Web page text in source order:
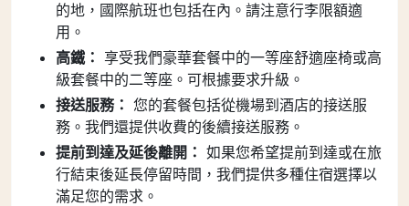
的地，國際航班也包括在內。請注意行李限額適
用。
高鐵： 享受我們豪華套餐中的一等座舒適座椅或高
級套餐中的二等座。可根據要求升級。
接送服務： 您的套餐包括從機場到酒店的接送服
務。我們還提供收費的後續接送服務。
提前到達及延後離開： 如果您希望提前到達或在旅
行結束後延長停留時間，我們提供多種住宿選擇以
滿足您的需求。